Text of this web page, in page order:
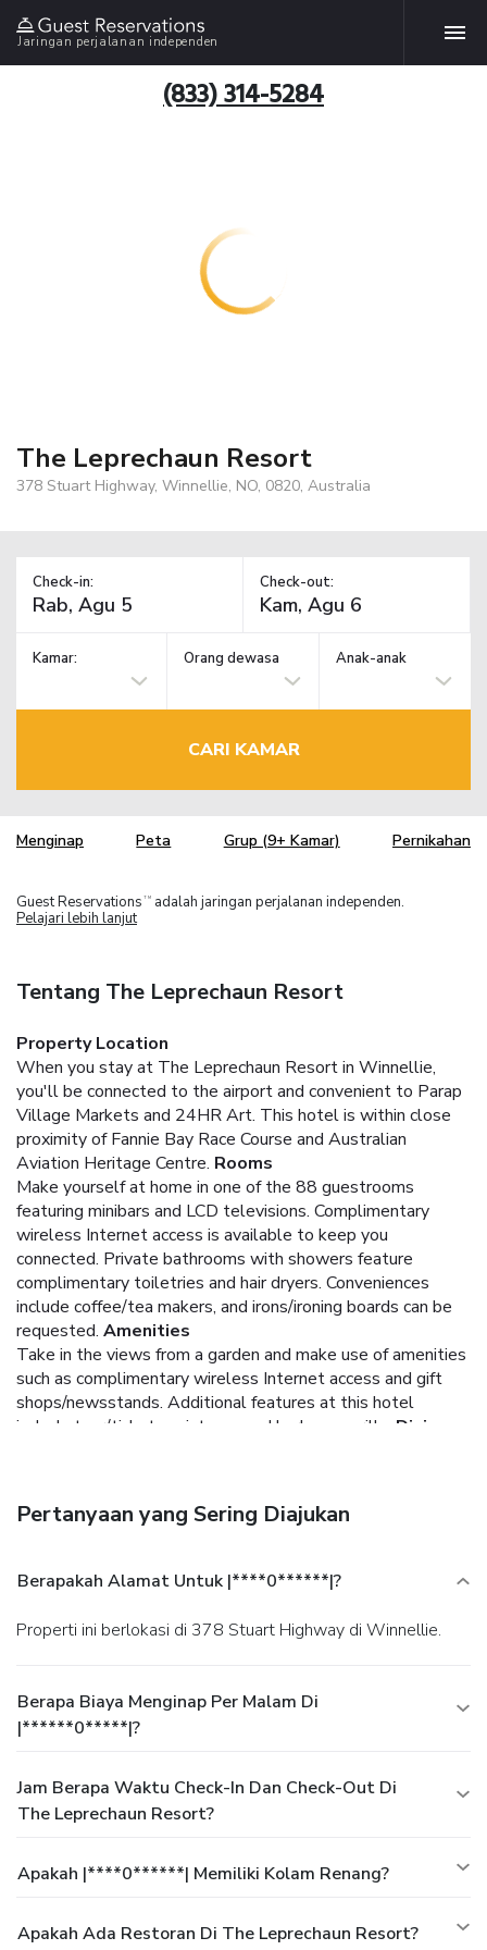
Jaringan perjalanan independen
(833) 314-5284
The Leprechaun Resort
378 Stuart Highway, Winnellie, NO, 0820, Australia
Check-in: Check-out:
Kamar: Orang dewasa Anak-anak
CARI KAMAR
Menginap Peta Grup (9+ Kamar) Pernikahan
Guest Reservations TM
adalah jaringan perjalanan independen.
Pelajari lebih lanjut
Tentang The Leprechaun Resort
Property Location
When you stay at The Leprechaun Resort in Winnellie,
you'll be connected to the airport and convenient to Parap
Village Markets and 24HR Art. This hotel is within close
proximity of Fannie Bay Race Course and Australian
Aviation Heritage Centre. Rooms
Make yourself at home in one of the 88 guestrooms
featuring minibars and LCD televisions. Complimentary
wireless Internet access is available to keep you
connected. Private bathrooms with showers feature
complimentary toiletries and hair dryers. Conveniences
include coffee/tea makers, and irons/ironing boards can be
requested. Amenities
Take in the views from a garden and make use of amenities
such as complimentary wireless Internet access and gift
shops/newsstands. Additional features at this hotel
include tour/ticket assistance and barbecue grills.
Dining
at a bar/lounge. Business, Other Amenities
check-in, and express check-out. Planning an event in
Winnellie? This hotel has 11 square feet (0 square
meters) of space consisting of a conference center and a
meeting room. Free self parking is available onsite.
Pertanyaan yang Sering Diajukan
Berapakah Alamat Untuk |****0******|?
Properti ini berlokasi di 378 Stuart Highway di Winnellie.
Berapa Biaya Menginap Per Malam Di
|******0*****|?
Jam Berapa Waktu Check-In Dan Check-Out Di
The Leprechaun Resort?
Apakah |****0******| Memiliki Kolam Renang?
Apakah Ada Restoran Di The Leprechaun Resort?